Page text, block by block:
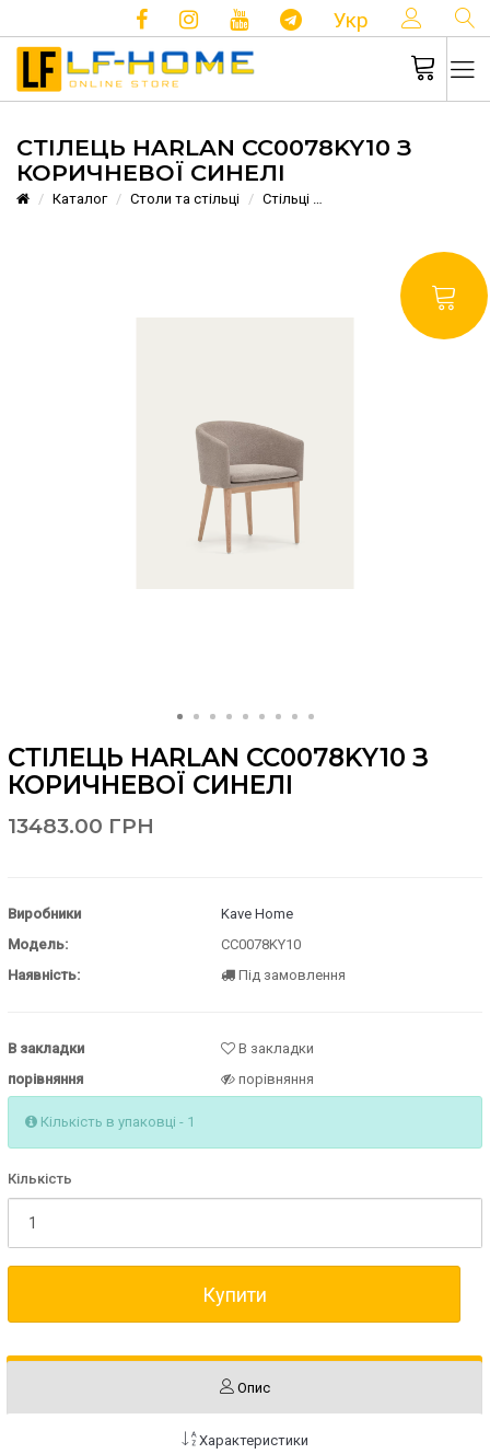
Укр
СТІЛЕЦЬ HARLAN CC0078KY10 З
КОРИЧНЕВОЇ СИНЕЛІ
Каталог Столи та стільці Стільці
СТІЛЕЦЬ HARLAN CC0078KY10 З
КОРИЧНЕВОЇ СИНЕЛІ
13483.00 ГРН
Виробники
Kave Home
Модель:
CC0078KY10
Наявність:
Під замовлення
В закладки
В закладки
порівняння
порівняння
Кількість в упаковці - 1
Кількість
Купити
Опис
Характеристики